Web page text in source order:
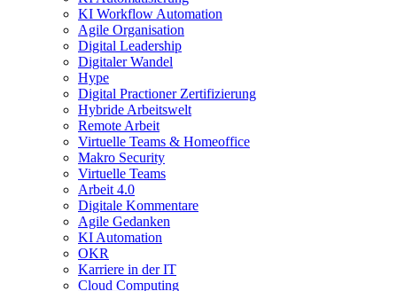
KI Workflow Automation
Agile Organisation
Digital Leadership
Digitaler Wandel
Hype
Digital Practioner Zertifizierung
Hybride Arbeitswelt
Remote Arbeit
Virtuelle Teams & Homeoffice
Makro Security
Virtuelle Teams
Arbeit 4.0
Digitale Kommentare
Agile Gedanken
KI Automation
OKR
Karriere in der IT
Cloud Computing